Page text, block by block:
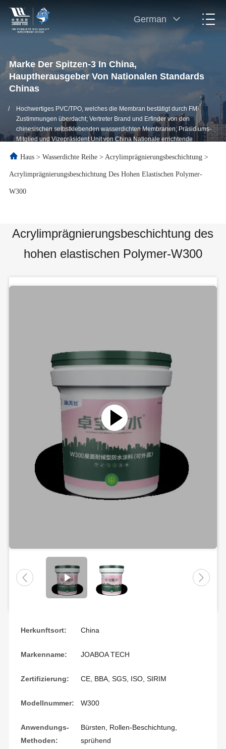
German
Marke Der Spitzen-3 In China,
Hauptherausgeber Von Nationalen Standards
Chinas
/
Hochwertiges PVC/TPO, welches die Membran bestätigt durch FM-
Zustimmungen überdacht; Vertreter Brand und Erfinder von den
chinesischen selbstklebenden wasserdichten Membranen; Präsidiums-
Mitglied und Vizepräsident Unit von China Nationale errichtende
Haus > Wasserdichte Reihe > Acrylimprägnierungsbeschichtung >
Acrylimprägnierungsbeschichtung Des Hohen Elastischen Polymer-
W300
Acrylimprägnierungsbeschichtung des
hohen elastischen Polymer-W300
Herkunftsort: China
Markenname: JOABOA TECH
Zertifizierung: CE, BBA, SGS, ISO, SIRIM
Modellnummer: W300
Anwendungs-
Methoden:
Bürsten, Rollen-Beschichtung,
sprühend